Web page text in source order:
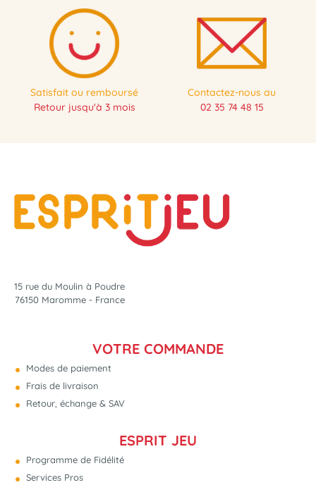
Satisfait ou remboursé
Retour jusqu'à 3 mois
Contactez-nous au
02 35 74 48 15
15 rue du Moulin à Poudre
76150 Maromme - France
VOTRE COMMANDE
Modes de paiement
Frais de livraison
Retour, échange & SAV
ESPRIT JEU
Programme de Fidélité
Services Pros